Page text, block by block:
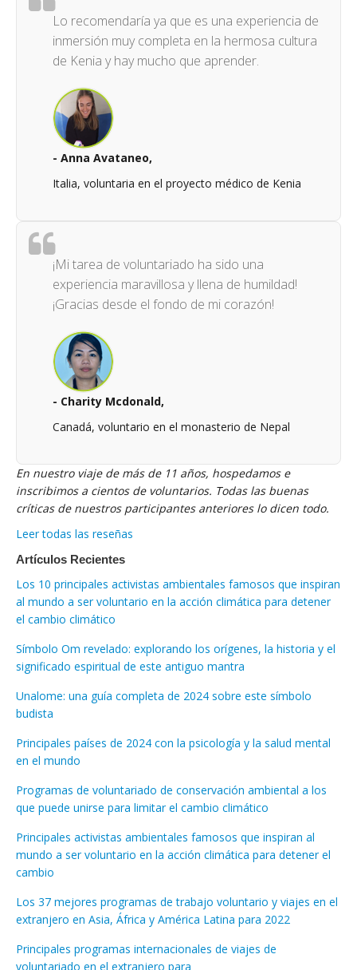
Lo recomendaría ya que es una experiencia de
inmersión muy completa en la hermosa cultura
de Kenia y hay mucho que aprender.
- Anna Avataneo,
Italia, voluntaria en el proyecto médico de Kenia
¡Mi tarea de voluntariado ha sido una
experiencia maravillosa y llena de humildad!
¡Gracias desde el fondo de mi corazón!
- Charity Mcdonald,
Canadá, voluntario en el monasterio de Nepal
En nuestro viaje de más de 11 años, hospedamos e
inscribimos a cientos de voluntarios. Todas las buenas
críticas de nuestros participantes anteriores lo dicen todo.
Leer todas las reseñas
Artículos Recientes
Los 10 principales activistas ambientales famosos que inspiran
al mundo a ser voluntario en la acción climática para detener
el cambio climático
Símbolo Om revelado: explorando los orígenes, la historia y el
significado espiritual de este antiguo mantra
Unalome: una guía completa de 2024 sobre este símbolo
budista
Principales países de 2024 con la psicología y la salud mental
en el mundo
Programas de voluntariado de conservación ambiental a los
que puede unirse para limitar el cambio climático
Principales activistas ambientales famosos que inspiran al
mundo a ser voluntario en la acción climática para detener el
cambio
Los 37 mejores programas de trabajo voluntario y viajes en el
extranjero en Asia, África y América Latina para 2022
Principales programas internacionales de viajes de
voluntariado en el extranjero para